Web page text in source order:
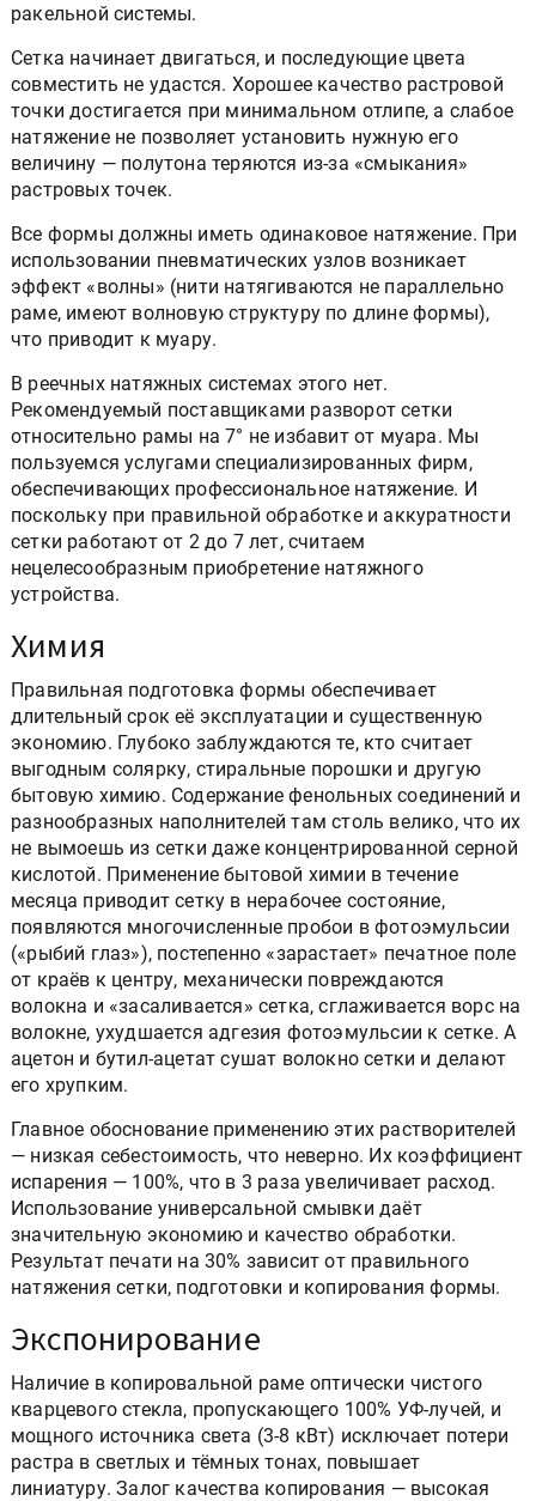
ракельной системы.
Сетка начинает двигаться, и последующие цвета
совместить не удастся. Хорошее качество растровой
точки достигается при минимальном отлипе, а слабое
натяжение не позволяет установить нужную его
величину — полутона теряются из-за «смыкания»
растровых точек.
Все формы должны иметь одинаковое натяжение. При
использовании пневматических узлов возникает
эффект «волны» (нити натягиваются не параллельно
раме, имеют волновую структуру по длине формы),
что приводит к муару.
В реечных натяжных системах этого нет.
Рекомендуемый поставщиками разворот сетки
относительно рамы на 7° не избавит от муара. Мы
пользуемся услугами специализированных фирм,
обеспечивающих профессиональное натяжение. И
поскольку при правильной обработке и аккуратности
сетки работают от 2 до 7 лет, считаем
нецелесообразным приобретение натяжного
устройства.
Химия
Правильная подготовка формы обеспечивает
длительный срок её эксплуатации и существенную
экономию. Глубоко заблуждаются те, кто считает
выгодным солярку, стиральные порошки и другую
бытовую химию. Содержание фенольных соединений и
разнообразных наполнителей там столь велико, что их
не вымоешь из сетки даже концентрированной серной
кислотой. Применение бытовой химии в течение
месяца приводит сетку в нерабочее состояние,
появляются многочисленные пробои в фотоэмульсии
(«рыбий глаз»), постепенно «зарастает» печатное поле
от краёв к центру, механически повреждаются
волокна и «засаливается» сетка, сглаживается ворс на
волокне, ухудшается адгезия фотоэмульсии к сетке. А
ацетон и бутил-ацетат сушат волокно сетки и делают
его хрупким.
Главное обоснование применению этих растворителей
— низкая себестоимость, что неверно. Их коэффициент
испарения — 100%, что в 3 раза увеличивает расход.
Использование универсальной смывки даёт
значительную экономию и качество обработки.
Результат печати на 30% зависит от правильного
натяжения сетки, подготовки и копирования формы.
Экспонирование
Наличие в копировальной раме оптически чистого
кварцевого стекла, пропускающего 100% УФ-лучей, и
мощного источника света (3-8 кВт) исключает потери
растра в светлых и тёмных тонах, повышает
линиатуру. Залог качества копирования — высокая